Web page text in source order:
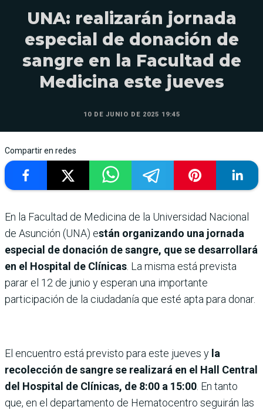
UNA: realizarán jornada
especial de donación de
sangre en la Facultad de
Medicina este jueves
10 DE JUNIO DE 2025 19:45
Compartir en redes
En la Facultad de Medicina de la Universidad Nacional
de Asunción (UNA) están organizando una jornada
especial de donación de sangre, que se desarrollará
en el Hospital de Clínicas . La misma está prevista
parar el 12 de junio y esperan una importante
participación de la ciudadanía que esté apta para donar.
El encuentro está previsto para este jueves y la
recolección de sangre se realizará en el Hall Central
del Hospital de Clínicas, de 8:00 a 15:00 . En tanto
que, en el departamento de Hematocentro seguirán las